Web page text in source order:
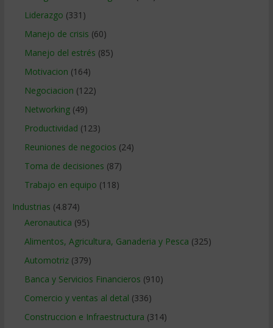
Liderazgo (331)
Manejo de crisis (60)
Manejo del estrés (85)
Motivacion (164)
Negociacion (122)
Networking(49)
Productividad (123)
Reuniones de negocios (24)
Toma de decisiones (87)
Trabajo en equipo (118)
Industrias (4.874)
Aeronautica (95)
Alimentos, Agricultura, Ganaderia y Pesca (325)
Automotriz(379)
Banca y Servicios Financieros (910)
Comercio y ventas al detal (336)
Construccion e Infraestructura (314)